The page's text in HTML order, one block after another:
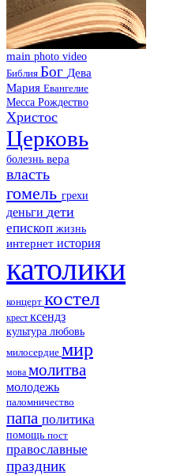
main photo video
Библия Бог Дева
Мария Евангелие
Месса Рождество
Христос
Церковь
болезнь вера
власть
гомель грехи
деньги дети
епископ жизнь
интернет история
католики
концерт костел
крест ксендз
культура любовь
милосердие мир
мова молитва
молодежь
паломничество
папа политика
помощь пост
православные
праздник